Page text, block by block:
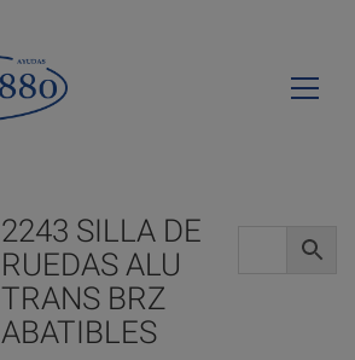
2243 SILLA DE
RUEDAS ALU
TRANS BRZ
ABATIBLES